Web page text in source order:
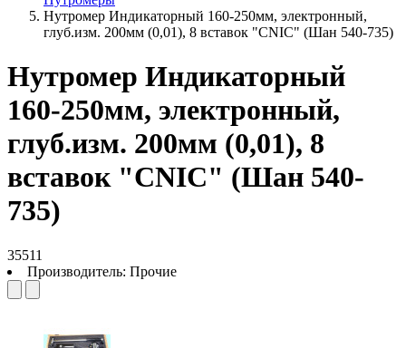
Нутромер Индикаторный 160-250мм, электронный,
глуб.изм. 200мм (0,01), 8 вставок "CNIC" (Шан 540-735)
Нутромер Индикаторный
160-250мм, электронный,
глуб.изм. 200мм (0,01), 8
вставок "CNIC" (Шан 540-
735)
35511
Производитель: Прочие